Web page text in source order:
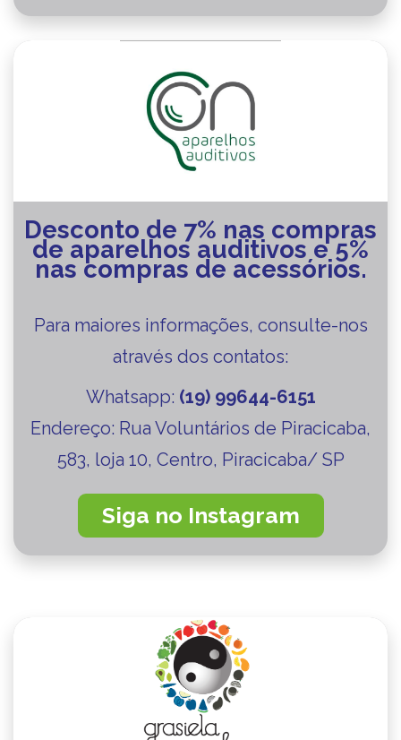
Desconto de 7% nas compras
de aparelhos auditivos e 5%
nas compras de acessórios.
Para maiores informações, consulte-nos
através dos contatos:
Whatsapp: (19) 99644-6151
Endereço: Rua Voluntários de Piracicaba,
583, loja 10, Centro, Piracicaba/ SP
Siga no Instagram